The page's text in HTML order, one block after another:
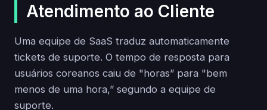
Atendimento ao Cliente
Uma equipe de SaaS traduz automaticamente
tickets de suporte. O tempo de resposta para
usuários coreanos caiu de "horas” para "bem
menos de uma hora,” segundo a equipe de
suporte.